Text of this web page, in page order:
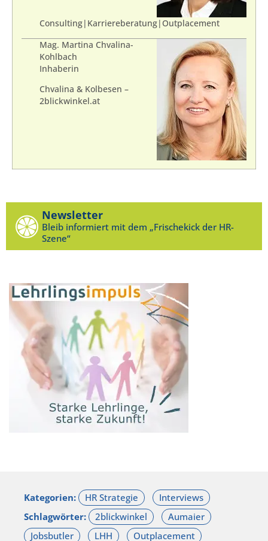
Consulting|Karriereberatung|Outplacement
Mag. Martina Chvalina-
Kohlbach
Inhaberin
Chvalina & Kolbesen –
2blickwinkel.at
Newsletter
Bleib informiert mit dem „Frischekick der HR-
Szene“
Kategorien:
Schlagwörter: